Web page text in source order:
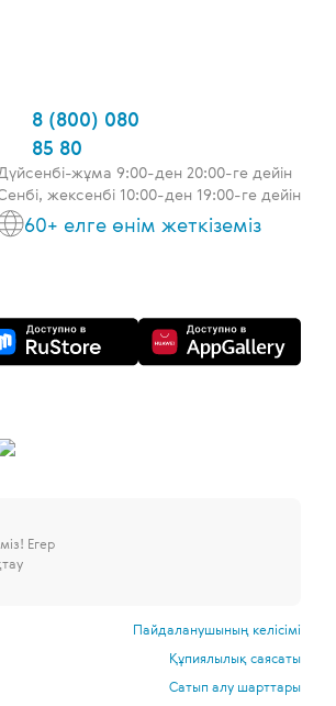
8 (800) 080
85 80
жұма 9:00-ден 20:00-ге дейін
жексенбі 10:00-ден 19:00-ге дейін
60+ елге өнім жеткіземіз
Егер
Пайдаланушының келісімі
Құпиялылық саясаты
Сатып алу шарттары